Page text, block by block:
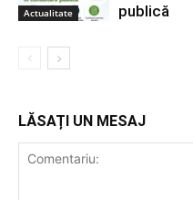
Actualitate
publică
LĂSAȚI UN MESAJ